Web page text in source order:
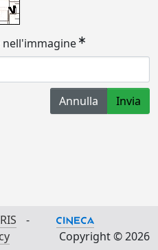
Annulla Invia
-
Copyright © 2026